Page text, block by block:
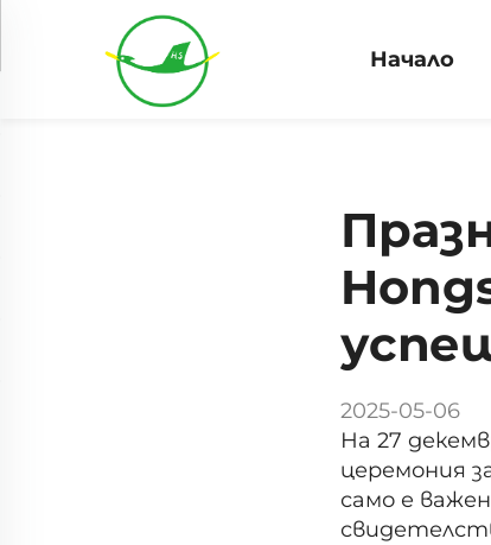
Начало
2025-05-06
На 27
церемония
само е